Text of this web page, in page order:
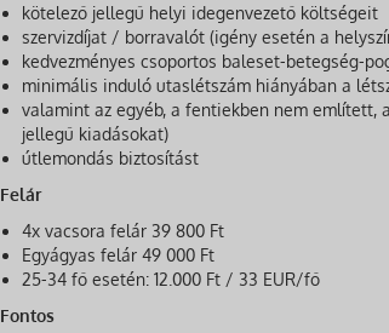
kötelező jellegű helyi idegenvezető költségeit
szervizdíjat / borravalót (igény esetén a
kedvezményes csoportos baleset-betegség-
minimális induló utaslétszám hiányában a
valamint az egyéb, a fentiekben nem említett,
jellegű kiadásokat)
útlemondás biztosítást
Felár
4x vacsora felár 39 800 Ft
Egyágyas felár 49 000 Ft
25-34 fő esetén: 12.000 Ft / 33 EUR/fő
Fontos